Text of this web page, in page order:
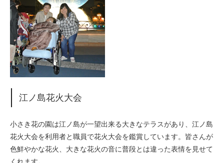
江ノ島花火大会
小さき花の園は江ノ島が一望出来る大きなテラスがあり、江ノ島
花火大会を利用者と職員で花火大会を鑑賞しています。皆さんが
色鮮やかな花火、大きな花火の音に普段とは違った表情を見せて